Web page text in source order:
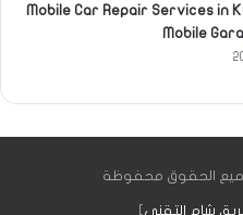
Mobile Car Repair Services in
Mobile
الحقوق محفوظة
شام التقني]